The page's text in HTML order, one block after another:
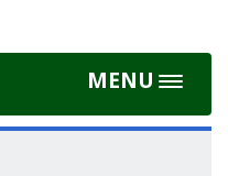
MENU
Toggle